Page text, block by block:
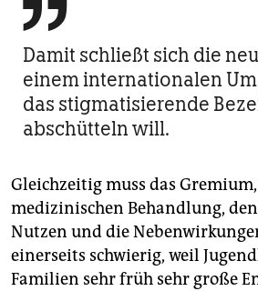

Damit schließt sich die
einem internationalen
das stigmatisierende
abschütteln will.
Gleichzeitig muss das
medizinischen Behandlung,
Nutzen und die
einerseits schwierig, weil
Familien sehr früh sehr große